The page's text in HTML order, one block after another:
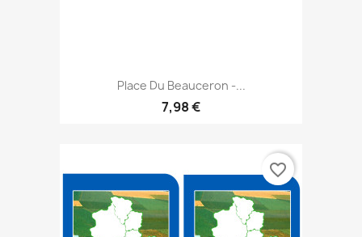
Place Du Beauceron -...
7,98 €
favorite_border